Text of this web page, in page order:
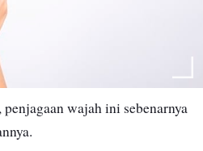
wajah ini sebenarnya